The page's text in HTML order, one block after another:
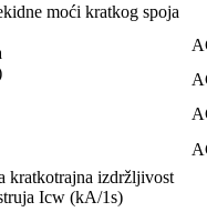
moći kratkog spoja
kratkotrajna izdržljivost
Icw (kA/1s)